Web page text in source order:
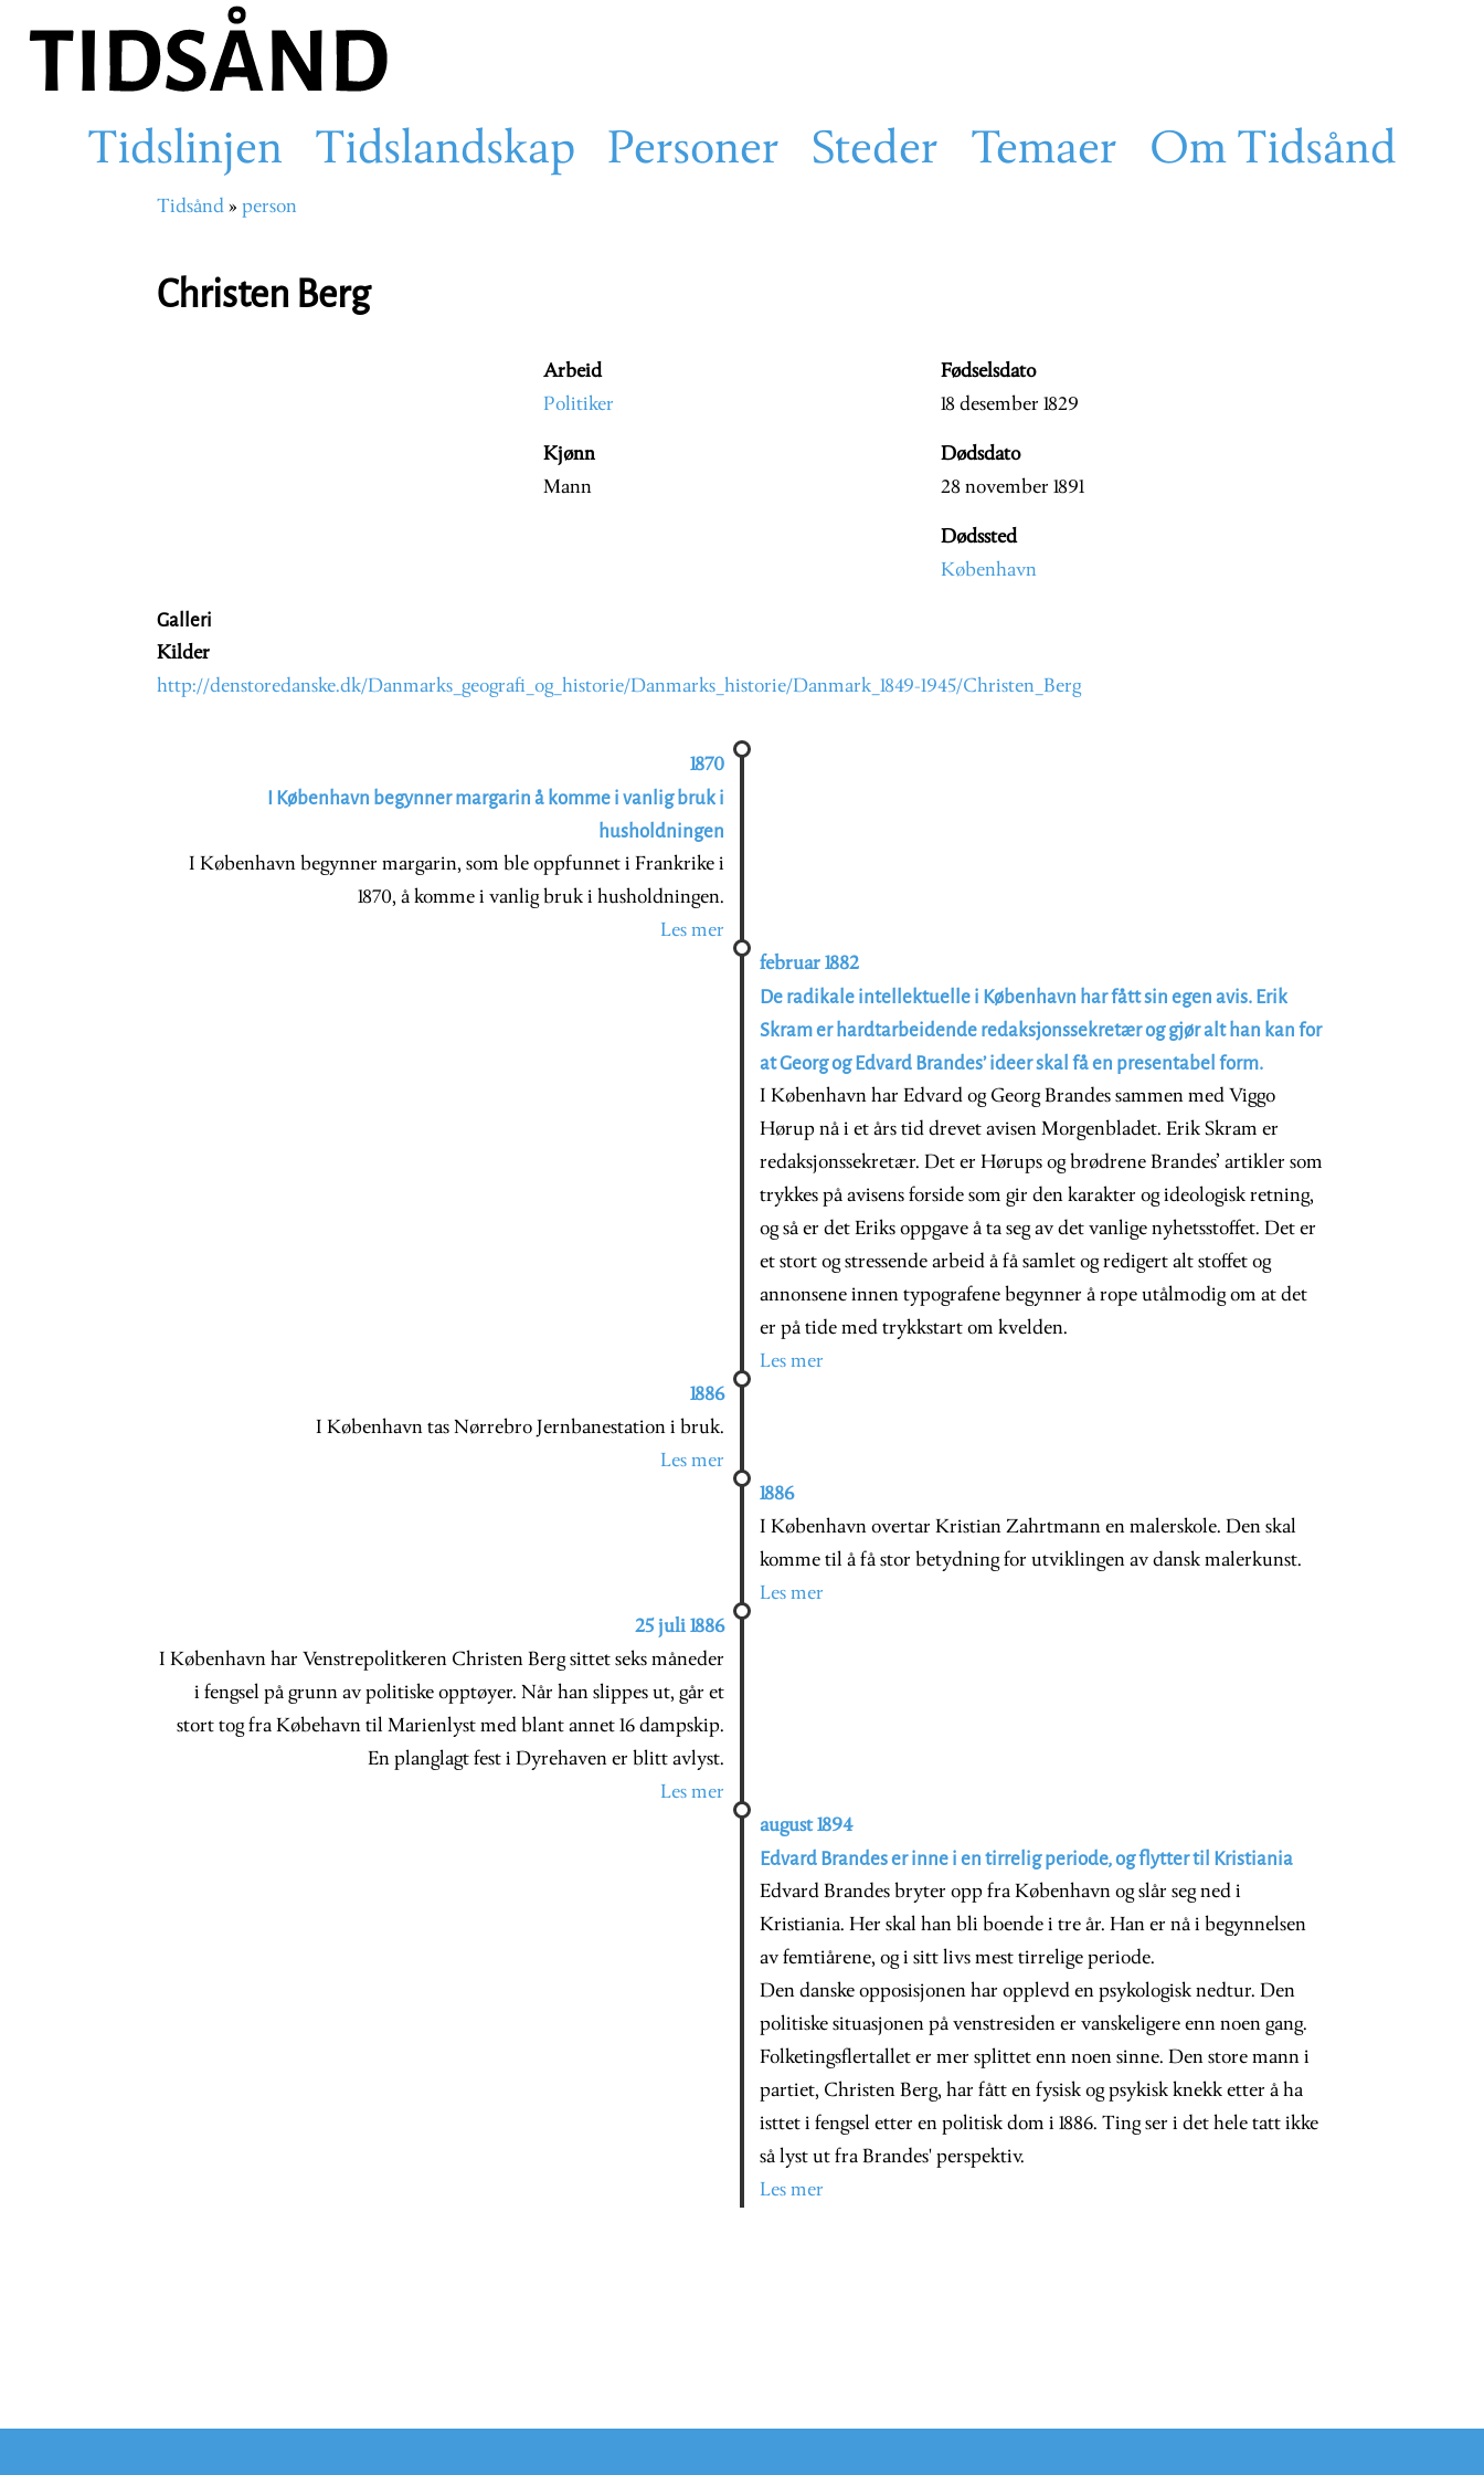
hovedinnhold
Main
navigation
Tidslinjen Tidslandskap Personer Steder Temaer Om Tidsånd
Navigasjonssti
Tidsånd person
Christen Berg
Arbeid
Politiker
Kjønn
Mann
Fødselsdato
18 desember 1829
Dødsdato
28 november 1891
Dødssted
København
Galleri
Kilder
http://denstoredanske.dk/Danmarks_geografi_og_historie/Danmarks_historie/Danmark_1849-1945/Christen_Berg
1870
I København begynner margarin å komme i vanlig bruk i
husholdningen
I København begynner margarin, som ble oppfunnet i Frankrike i
1870, å komme i vanlig bruk i husholdningen.
Les mer
februar 1882
De radikale intellektuelle i København har fått sin egen avis. Erik
Skram er hardtarbeidende redaksjonssekretær og gjør alt han kan for
at Georg og Edvard Brandes’ ideer skal få en presentabel form.
I København har Edvard og Georg Brandes sammen med Viggo
Hørup nå i et års tid drevet avisen Morgenbladet. Erik Skram er
redaksjonssekretær. Det er Hørups og brødrene Brandes’ artikler som
trykkes på avisens forside som gir den karakter og ideologisk retning,
og så er det Eriks oppgave å ta seg av det vanlige nyhetsstoffet. Det er
et stort og stressende arbeid å få samlet og redigert alt stoffet og
annonsene innen typografene begynner å rope utålmodig om at det
er på tide med trykkstart om kvelden.
Les mer
1886
I København tas Nørrebro Jernbanestation i bruk.
Les mer
1886
I København overtar Kristian Zahrtmann en malerskole. Den skal
komme til å få stor betydning for utviklingen av dansk malerkunst.
Les mer
25 juli 1886
I København har Venstrepolitkeren Christen Berg sittet seks måneder
i fengsel på grunn av politiske opptøyer. Når han slippes ut, går et
stort tog fra Købehavn til Marienlyst med blant annet 16 dampskip.
En planglagt fest i Dyrehaven er blitt avlyst.
Les mer
august 1894
Edvard Brandes er inne i en tirrelig periode, og flytter til Kristiania
Edvard Brandes bryter opp fra København og slår seg ned i
Kristiania. Her skal han bli boende i tre år. Han er nå i begynnelsen
av femtiårene, og i sitt livs mest tirrelige periode.
Den danske opposisjonen har opplevd en psykologisk nedtur. Den
politiske situasjonen på venstresiden er vanskeligere enn noen gang.
Folketingsflertallet er mer splittet enn noen sinne. Den store mann i
partiet, Christen Berg, har fått en fysisk og psykisk knekk etter å ha
isttet i fengsel etter en politisk dom i 1886. Ting ser i det hele tatt ikke
så lyst ut fra Brandes' perspektiv.
Les mer